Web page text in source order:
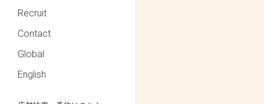
Recruit
Contact
Global
English